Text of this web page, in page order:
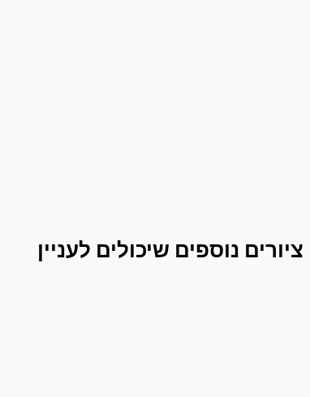
ציורים נוספים שיכולים לעניין